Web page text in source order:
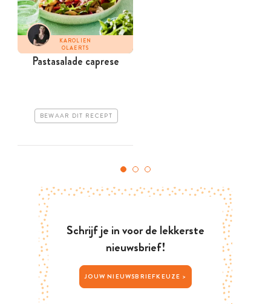
KAROLIEN
OLAERTS
Pastasalade caprese
BEWAAR DIT RECEPT
Schrijf je in voor de lekkerste
nieuwsbrief!
JOUW NIEUWSBRIEFKEUZE >